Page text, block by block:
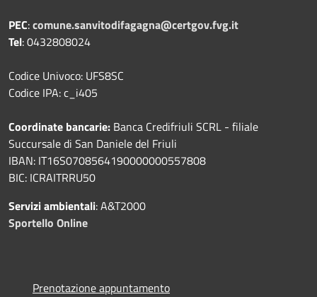
PEC:comune.sanvitodifagagna@certgov.fvg.it
Tel: 0432808024
Codice Univoco: UFS8SC
Codice IPA: c_i405
Coordinate bancarie: Banca Credifriuli SCRL - filiale
Succursale di San Daniele del Friuli
IBAN: IT16S0708564190000000557808
BIC: ICRAITRRU50
Servizi ambientali: A&T2000
Sportello Online
Prenotazione appuntamento